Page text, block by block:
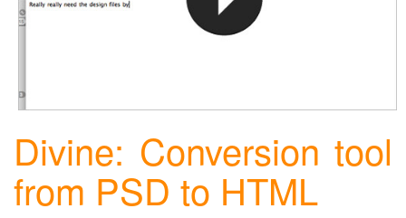
Divine: Conversion tool
from PSD to HTML